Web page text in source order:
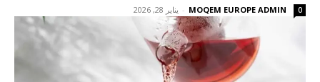
MOQEM EUROPE ADMIN
- يناير 28, 2026 0